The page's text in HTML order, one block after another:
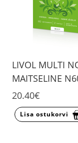
LIVOL MULTI
MAITSELINE
20.40€
Lisa ostukorvi